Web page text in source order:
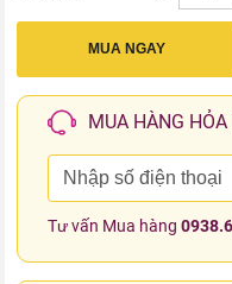
MUA NGAY
MUA HÀNG
Tư vấn Mua hàng